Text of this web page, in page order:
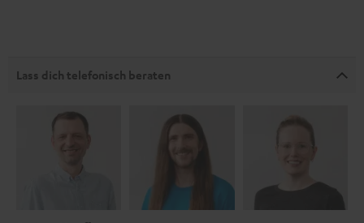
Lass dich telefonisch beraten